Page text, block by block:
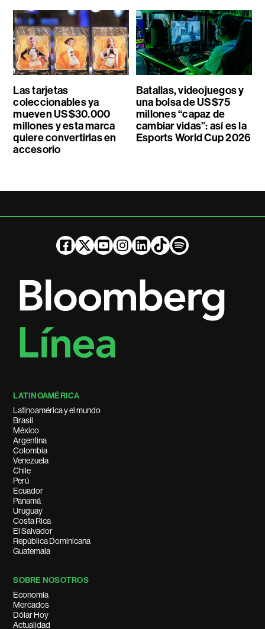
Las tarjetas
coleccionables ya
mueven US$30.000
millones y esta marca
quiere convertirlas en
accesorio
Batallas, videojuegos y
una bolsa de US$75
millones “capaz de
cambiar vidas”: así es la
Esports World Cup 2026
LATINOAMÉRICA
Latinoamérica y el mundo
Brasil
México
Argentina
Colombia
Venezuela
Chile
Perú
Ecuador
Panamá
Uruguay
Costa Rica
El Salvador
República Dominicana
Guatemala
SOBRE NOSOTROS
Economía
Mercados
Dólar Hoy
Actualidad